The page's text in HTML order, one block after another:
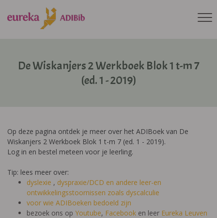
De Wiskanjers 2 Werkboek Blok 1 t-m 7
(ed. 1 - 2019)
Op deze pagina ontdek je meer over het ADIBoek van De
Wiskanjers 2 Werkboek Blok 1 t-m 7 (ed. 1 - 2019).
Log in en bestel meteen voor je leerling.
Tip: lees meer over:
dyslexie , dyspraxie/DCD en andere leer-en
ontwikkelingsstoornissen zoals dyscalculie
voor wie ADIBoeken bedoeld zijn
bezoek ons op Youtube, Facebook en leer Eureka Leuven